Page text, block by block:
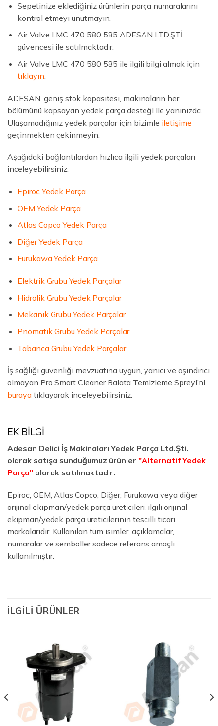
Sepetinize eklediğiniz ürünlerin parça numaralarını
kontrol etmeyi unutmayın.
Air Valve LMC 470 580 585 ADESAN LTD.ŞTİ.
güvencesi ile satılmaktadır.
Air Valve LMC 470 580 585 ile ilgili bilgi almak için
tıklayın
ADESAN, geniş stok kapasitesi, makinaların her
bölümünü kapsayan yedek parça desteği ile yanınızda.
Ulaşamadığınız yedek parçalar için bizimle iletişime
geçinmekten çekinmeyin.
Aşağıdaki bağlantılardan hızlıca ilgili yedek parçaları
inceleyebilirsiniz.
Epiroc Yedek Parça
OEM Yedek Parça
Atlas Copco Yedek Parça
Diğer Yedek Parça
Furukawa Yedek Parça
Elektrik Grubu Yedek Parçalar
Hidrolik Grubu Yedek Parçalar
Mekanik Grubu Yedek Parçalar
Pnömatik Grubu Yedek Parçalar
Tabanca Grubu Yedek Parçalar
İş sağlığı güvenliği mevzuatına uygun, yanıcı ve aşındırıcı
olmayan Pro Smart Cleaner Balata Temizleme Spreyi’ni
buraya tıklayarak inceleyebilirsiniz.
EK BİLGİ
Adesan Delici İş Makinaları Yedek Parça Ltd.Şti.
olarak satışa sunduğumuz ürünler "Alternatif Yedek
Parça" olarak satılmaktadır.
Epiroc, OEM, Atlas Copco, Diğer, Furukawa veya diğer
orijinal ekipman/yedek parça üreticileri, ilgili orijinal
ekipman/yedek parça üreticilerinin tescilli ticari
markalarıdır. Kullanılan tüm isimler, açıklamalar,
numaralar ve semboller sadece referans amaçlı
kullanılmıştır.
İLGILI ÜRÜNLER